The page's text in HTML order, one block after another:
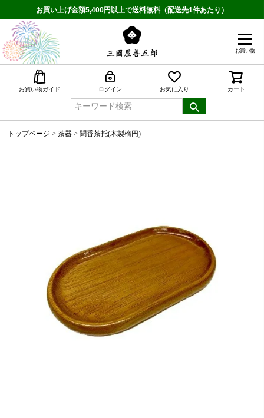
お買い上げ金額5,400円以上で送料無料（配送先1件あたり）
お買い物
お買い物ガイド ログイン お気に入り カート
トップページ 茶器 聞香茶托(木製楕円)